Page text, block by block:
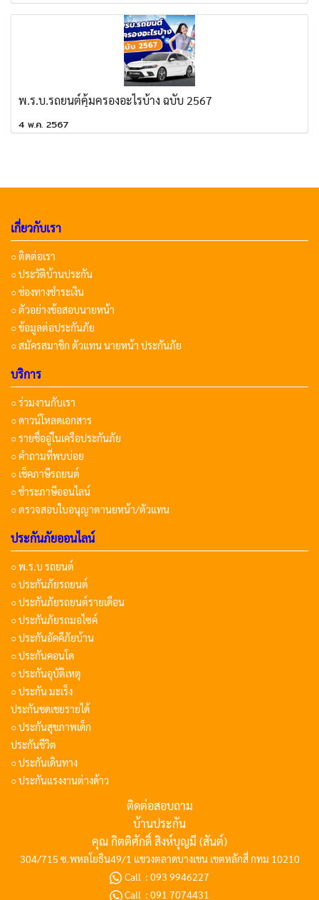
พ.ร.บ.รถยนต์คุ้มครองอะไรบ้าง ฉบับ 2567
4 พ.ค. 2567
เกี่ยวกับเรา
○ ติดต่อเรา
○ ประวัติบ้านประกัน
○ ช่องทางชำระเงิน
○ ตัวอย่างข้อสอบนายหน้า
○ ข้อมูลต่อประกันภัย
○ สมัครสมาชิก ตัวแทน นายหน้า ประกันภัย
บริการ
○ ร่วมงานกับเรา
○ ดาวน์โหลดเอกสาร
○ รายชื่ออู่ในเครือประกันภัย
○ คำถามที่พบบ่อย
○ เช็คภาษีรถยนต์
○ ชำระภาษีออนไลน์
○ ตรวจสอบใบอนุญาตานยหน้า/ตัวแทน
ประกันภัยออนไลน์
○ พ.ร.บ รถยนต์
○ ประกันภัยรถยนต์
○ ประกันภัยรถยนต์รายเดือน
○ ประกันภัยรถมอไซค์
○ ประกันอัคคีภัยบ้าน
○ ประกันคอนโด
○ ประกันอุบัติเหตุ
○ ประกัน มะเร็ง
ประกันชดเชยรายได้
○ ประกันสุขภาพเด็ก
ประกันชีวิต
○ ประกันเดินทาง
○ ประกันแรงงานต่างด้าว
ติดต่อสอบถาม
บ้านประกัน
คุณ กิตติศักดิ์ สิงห์บุญมี (สันต์)
304/715 ซ.พหลโยธิน49/1 แขวงตลาดบางเขน เขตหลักสี่ กทม 10210
Call :093 9946227
Call : 091 7074431